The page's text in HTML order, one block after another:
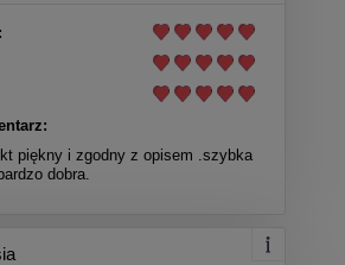
piękny i zgodny z opisem .szybka
dobra.